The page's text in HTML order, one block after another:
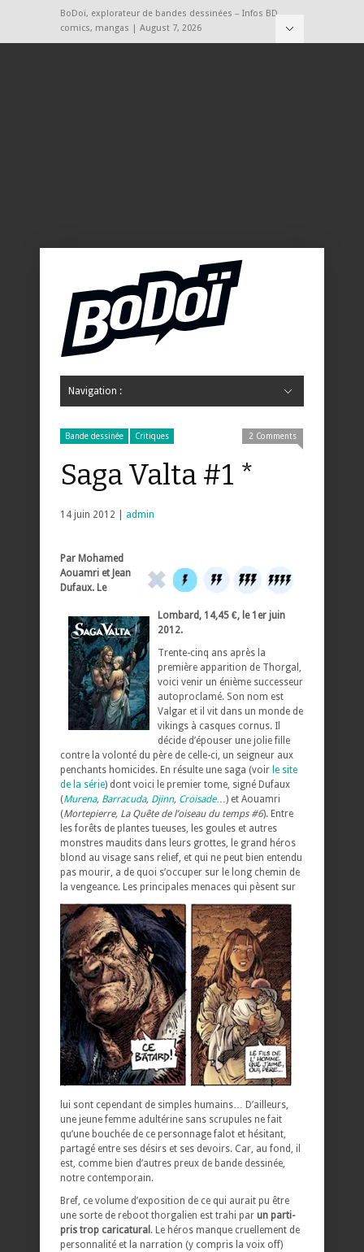
BoDoï, explorateur de bandes dessinées – Infos BD,
comics, mangas | August 7, 2026
Navigation :
Bande dessinée Critiques 2 Comments
Saga Valta #1 *
14 juin 2012 | admin
Par Mohamed
Aouamri et Jean
Dufaux. Le
Lombard, 14,45 €, le 1er juin
2012.
Trente-cinq ans après la
première apparition de Thorgal,
voici venir un énième successeur
autoproclamé. Son nom est
Valgar et il vit dans un monde de
vikings à casques cornus. Il
décide d’épouser une jolie fille
contre la volonté du père de celle-ci, un seigneur aux
penchants homicides. En résulte une saga (voir le site
de la série) dont voici le premier tome, signé Dufaux
(Murena, Barracuda, Djinn, Croisade…) et Aouamri
(Mortepierre, La Quête de l’oiseau du temps #6). Entre
les forêts de plantes tueuses, les goules et autres
monstres maudits dans leurs grottes, le grand héros
blond au visage sans relief, et qui ne peut bien entendu
pas mourir, a de quoi s’occuper sur le long chemin de
la vengeance. Les principales menaces qui pèsent sur
lui sont cependant de simples humains… D’ailleurs,
une jeune femme adultérine sans scrupules ne fait
qu’une bouchée de ce personnage falot et hésitant,
partagé entre ses désirs et ses devoirs. Car, au fond, il
est, comme bien d’autres preux de bande dessinée,
notre contemporain.
Bref, ce volume d’exposition de ce qui aurait pu être
une sorte de reboot thorgalien est trahi par un parti-
pris trop caricatural . Le héros manque cruellement de
personnalité et la narration (y compris la voix off)